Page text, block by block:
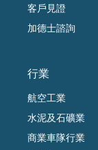
客戶見證
加德士諮詢
行業
航空工業
水泥及石礦業
商業車隊行業